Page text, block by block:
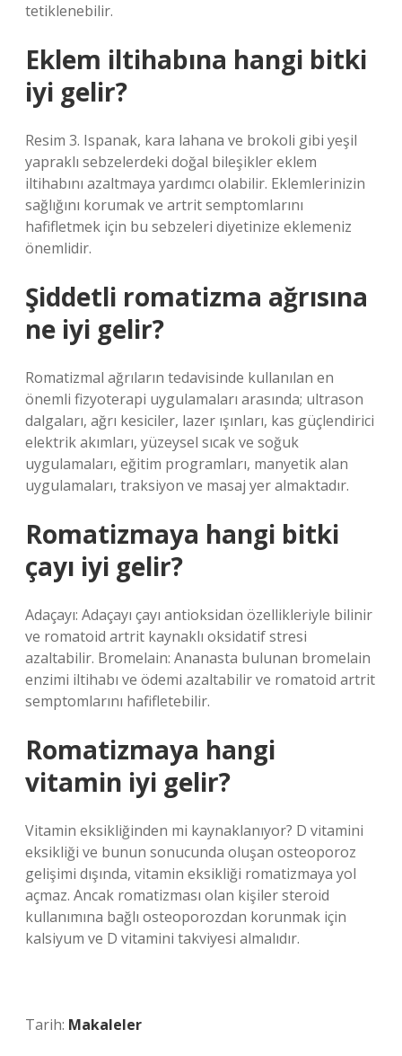
tetiklenebilir.
Eklem iltihabına hangi bitki
iyi gelir?
Resim 3. Ispanak, kara lahana ve brokoli gibi yeşil
yapraklı sebzelerdeki doğal bileşikler eklem
iltihabını azaltmaya yardımcı olabilir. Eklemlerinizin
sağlığını korumak ve artrit semptomlarını
hafifletmek için bu sebzeleri diyetinize eklemeniz
önemlidir.
Şiddetli romatizma ağrısına
ne iyi gelir?
Romatizmal ağrıların tedavisinde kullanılan en
önemli fizyoterapi uygulamaları arasında; ultrason
dalgaları, ağrı kesiciler, lazer ışınları, kas güçlendirici
elektrik akımları, yüzeysel sıcak ve soğuk
uygulamaları, eğitim programları, manyetik alan
uygulamaları, traksiyon ve masaj yer almaktadır.
Romatizmaya hangi bitki
çayı iyi gelir?
Adaçayı: Adaçayı çayı antioksidan özellikleriyle bilinir
ve romatoid artrit kaynaklı oksidatif stresi
azaltabilir. Bromelain: Ananasta bulunan bromelain
enzimi iltihabı ve ödemi azaltabilir ve romatoid artrit
semptomlarını hafifletebilir.
Romatizmaya hangi
vitamin iyi gelir?
Vitamin eksikliğinden mi kaynaklanıyor? D vitamini
eksikliği ve bunun sonucunda oluşan osteoporoz
gelişimi dışında, vitamin eksikliği romatizmaya yol
açmaz. Ancak romatizması olan kişiler steroid
kullanımına bağlı osteoporozdan korunmak için
kalsiyum ve D vitamini takviyesi almalıdır.
Tarih: Makaleler